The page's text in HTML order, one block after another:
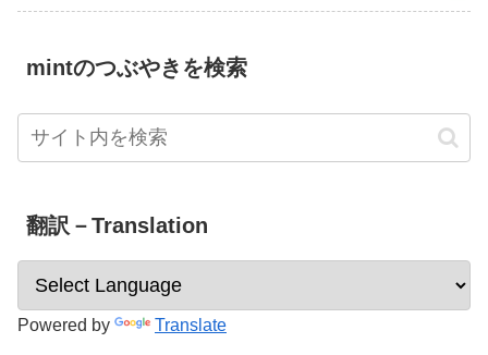
mintのつぶやきを検索
翻訳－Translation
Powered by Translate